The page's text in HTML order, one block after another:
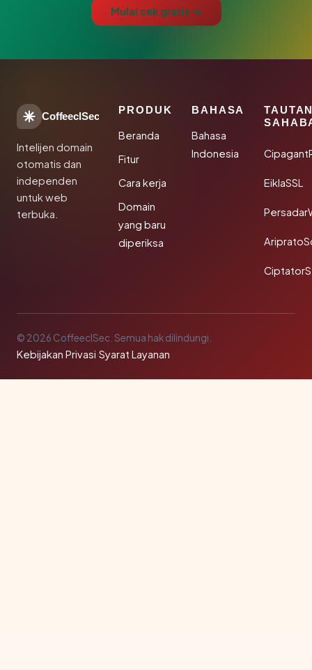
Mulai cek gratis →
CoffeeclSec
Intelijen domain
otomatis dan
independen
untuk web
terbuka.
PRODUK
Beranda
Fitur
Cara kerja
Domain
yang baru
diperiksa
BAHASA
Bahasa
Indonesia
EiklaSSL
© 2026 CoffeeclSec. Semua hak dilindungi.
Kebijakan Privasi·Syarat Layanan